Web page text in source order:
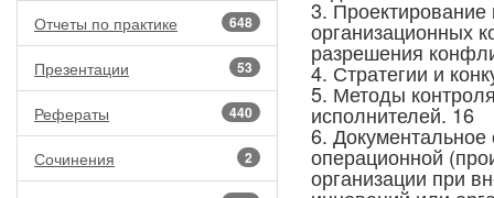
648
Отчеты по практике
53
Презентации
440
Рефераты
2
Сочинения
3.
организационных
разрешения
4. Стратегии и
5. Методы
исполнителей. 16
6.
операционной
организации при